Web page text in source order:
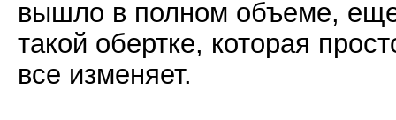
вышло в полном объеме,
такой обертке, которая
все изменяет.